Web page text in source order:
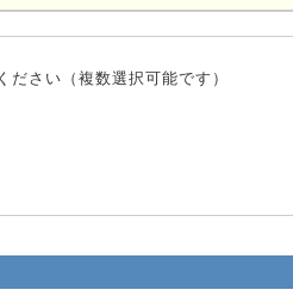
ださい（複数選択可能です）